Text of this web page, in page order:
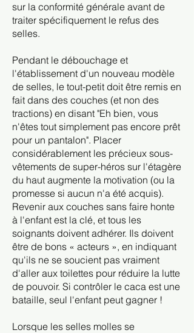
sur la conformité générale avant de
traiter spécifiquement le refus des
selles.
Pendant le débouchage et
l'établissement d'un nouveau modèle
de selles, le tout-petit doit être remis en
fait dans des couches (et non des
tractions) en disant "Eh bien, vous
n'êtes tout simplement pas encore prêt
pour un pantalon". Placer
considérablement les précieux sous-
vêtements de super-héros sur l'étagère
du haut augmente la motivation (ou la
promesse si aucun n'a été acquis).
Revenir aux couches sans faire honte
à l'enfant est la clé, et tous les
soignants doivent adhérer. Ils doivent
être de bons « acteurs », en indiquant
qu'ils ne se soucient pas vraiment
d'aller aux toilettes pour réduire la lutte
de pouvoir. Si contrôler le caca est une
bataille, seul l'enfant peut gagner !
Lorsque les selles molles se